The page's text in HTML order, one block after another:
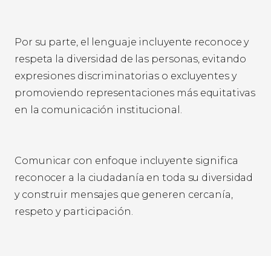
Por su parte, el lenguaje incluyente reconoce y
respeta la diversidad de las personas, evitando
expresiones discriminatorias o excluyentes y
promoviendo representaciones más equitativas
en la comunicación institucional.
Comunicar con enfoque incluyente significa
reconocer a la ciudadanía en toda su diversidad
y construir mensajes que generen cercanía,
respeto y participación.